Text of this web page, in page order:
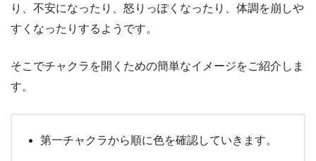
り、不安になったり、怒りっぽくなったり、体調を崩しや
すくなったりするようです。
そこでチャクラを開くための簡単なイメージをご紹介しま
す。
第一チャクラから順に色を確認していきます。